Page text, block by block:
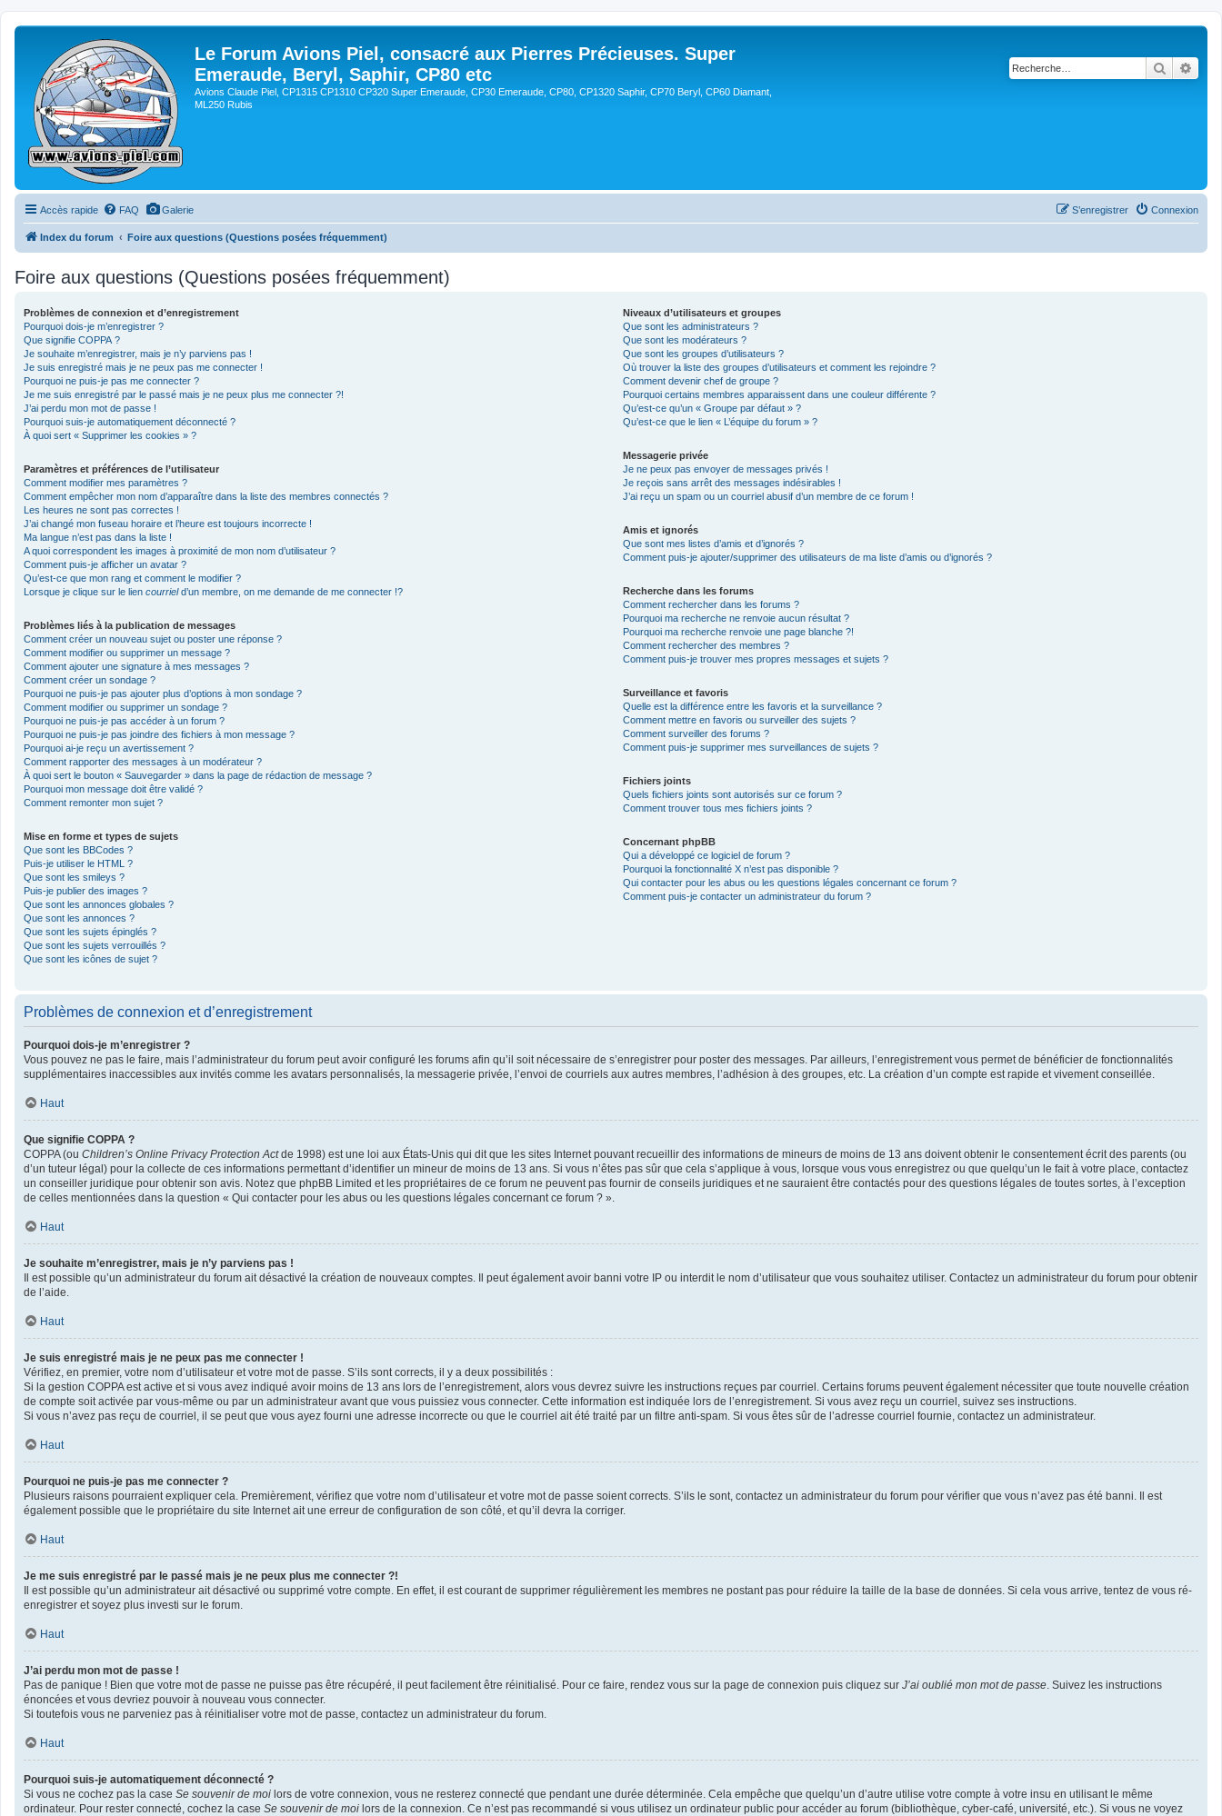
Le Forum Avions Piel, consacré aux Pierres Précieuses. Super
Emeraude, Beryl, Saphir, CP80 etc
Avions Claude Piel, CP1315 CP1310 CP320 Super Emeraude, CP30 Emeraude, CP80, CP1320 Saphir, CP70 Beryl, CP60 Diamant,
ML250 Rubis
Accès rapide FAQ Galerie Connexion
S’enregistrer
Index du forum Foire aux questions (Questions posées fréquemment)
Foire aux questions (Questions posées fréquemment)
Problèmes de connexion et d’enregistrement
Pourquoi dois-je m’enregistrer ?
Que signifie COPPA ?
Je souhaite m’enregistrer, mais je n’y parviens pas !
Je suis enregistré mais je ne peux pas me connecter !
Pourquoi ne puis-je pas me connecter ?
Je me suis enregistré par le passé mais je ne peux plus me connecter ?!
J’ai perdu mon mot de passe !
Pourquoi suis-je automatiquement déconnecté ?
À quoi sert « Supprimer les cookies » ?
Paramètres et préférences de l’utilisateur
Comment modifier mes paramètres ?
Comment empêcher mon nom d’apparaître dans la liste des membres connectés ?
Les heures ne sont pas correctes !
J’ai changé mon fuseau horaire et l’heure est toujours incorrecte !
Ma langue n’est pas dans la liste !
A quoi correspondent les images à proximité de mon nom d’utilisateur ?
Comment puis-je afficher un avatar ?
Qu’est-ce que mon rang et comment le modifier ?
Lorsque je clique sur le lien courrield’un membre, on me demande de me connecter !?
Problèmes liés à la publication de messages
Comment créer un nouveau sujet ou poster une réponse ?
Comment modifier ou supprimer un message ?
Comment ajouter une signature à mes messages ?
Comment créer un sondage ?
Pourquoi ne puis-je pas ajouter plus d’options à mon sondage ?
Comment modifier ou supprimer un sondage ?
Pourquoi ne puis-je pas accéder à un forum ?
Pourquoi ne puis-je pas joindre des fichiers à mon message ?
Pourquoi ai-je reçu un avertissement ?
Comment rapporter des messages à un modérateur ?
À quoi sert le bouton « Sauvegarder » dans la page de rédaction de message ?
Pourquoi mon message doit être validé ?
Comment remonter mon sujet ?
Mise en forme et types de sujets
Que sont les BBCodes ?
Puis-je utiliser le HTML ?
Que sont les smileys ?
Puis-je publier des images ?
Que sont les annonces globales ?
Que sont les annonces ?
Que sont les sujets épinglés ?
Que sont les sujets verrouillés ?
Que sont les icônes de sujet ?
Niveaux d’utilisateurs et groupes
Que sont les administrateurs ?
Que sont les modérateurs ?
Que sont les groupes d’utilisateurs ?
Où trouver la liste des groupes d’utilisateurs et comment les rejoindre ?
Comment devenir chef de groupe ?
Pourquoi certains membres apparaissent dans une couleur différente ?
Qu’est-ce qu’un « Groupe par défaut » ?
Qu’est-ce que le lien « L’équipe du forum » ?
Messagerie privée
Je ne peux pas envoyer de messages privés !
Je reçois sans arrêt des messages indésirables !
J’ai reçu un spam ou un courriel abusif d’un membre de ce forum !
Amis et ignorés
Que sont mes listes d’amis et d’ignorés ?
Comment puis-je ajouter/supprimer des utilisateurs de ma liste d’amis ou d’ignorés ?
Recherche dans les forums
Comment rechercher dans les forums ?
Pourquoi ma recherche ne renvoie aucun résultat ?
Pourquoi ma recherche renvoie une page blanche ?!
Comment rechercher des membres ?
Comment puis-je trouver mes propres messages et sujets ?
Surveillance et favoris
Quelle est la différence entre les favoris et la surveillance ?
Comment mettre en favoris ou surveiller des sujets ?
Comment surveiller des forums ?
Comment puis-je supprimer mes surveillances de sujets ?
Fichiers joints
Quels fichiers joints sont autorisés sur ce forum ?
Comment trouver tous mes fichiers joints ?
Concernant phpBB
Qui a développé ce logiciel de forum ?
Pourquoi la fonctionnalité X n’est pas disponible ?
Qui contacter pour les abus ou les questions légales concernant ce forum ?
Comment puis-je contacter un administrateur du forum ?
Problèmes de connexion et d’enregistrement
Pourquoi dois-je m’enregistrer ?
Vous pouvez ne pas le faire, mais l’administrateur du forum peut avoir configuré les forums afin qu’il soit nécessaire de s’enregistrer pour poster des messages. Par ailleurs, l’enregistrement vous permet de bénéficier de fonctionnalités
supplémentaires inaccessibles aux invités comme les avatars personnalisés, la messagerie privée, l’envoi de courriels aux autres membres, l’adhésion à des groupes, etc. La création d’un compte est rapide et vivement conseillée.
Haut
Que signifie COPPA ?
COPPA (ou Children’s Online Privacy Protection Actde 1998) est une loi aux États-Unis qui dit que les sites Internet pouvant recueillir des informations de mineurs de moins de 13 ans doivent obtenir le consentement écrit des parents (ou
d’un tuteur légal) pour la collecte de ces informations permettant d’identifier un mineur de moins de 13 ans. Si vous n’êtes pas sûr que cela s’applique à vous, lorsque vous vous enregistrez ou que quelqu’un le fait à votre place, contactez
un conseiller juridique pour obtenir son avis. Notez que phpBB Limited et les propriétaires de ce forum ne peuvent pas fournir de conseils juridiques et ne sauraient être contactés pour des questions légales de toutes sortes, à l’exception
de celles mentionnées dans la question « Qui contacter pour les abus ou les questions légales concernant ce forum ? ».
Haut
Je souhaite m’enregistrer, mais je n’y parviens pas !
Il est possible qu’un administrateur du forum ait désactivé la création de nouveaux comptes. Il peut également avoir banni votre IP ou interdit le nom d’utilisateur que vous souhaitez utiliser. Contactez un administrateur du forum pour obtenir
de l’aide.
Haut
Je suis enregistré mais je ne peux pas me connecter !
Vérifiez, en premier, votre nom d’utilisateur et votre mot de passe. S’ils sont corrects, il y a deux possibilités :
Si la gestion COPPA est active et si vous avez indiqué avoir moins de 13 ans lors de l’enregistrement, alors vous devrez suivre les instructions reçues par courriel. Certains forums peuvent également nécessiter que toute nouvelle création
de compte soit activée par vous-même ou par un administrateur avant que vous puissiez vous connecter. Cette information est indiquée lors de l’enregistrement. Si vous avez reçu un courriel, suivez ses instructions.
Si vous n’avez pas reçu de courriel, il se peut que vous ayez fourni une adresse incorrecte ou que le courriel ait été traité par un filtre anti-spam. Si vous êtes sûr de l’adresse courriel fournie, contactez un administrateur.
Haut
Pourquoi ne puis-je pas me connecter ?
Plusieurs raisons pourraient expliquer cela. Premièrement, vérifiez que votre nom d’utilisateur et votre mot de passe soient corrects. S’ils le sont, contactez un administrateur du forum pour vérifier que vous n’avez pas été banni. Il est
également possible que le propriétaire du site Internet ait une erreur de configuration de son côté, et qu’il devra la corriger.
Haut
Je me suis enregistré par le passé mais je ne peux plus me connecter ?!
Il est possible qu’un administrateur ait désactivé ou supprimé votre compte. En effet, il est courant de supprimer régulièrement les membres ne postant pas pour réduire la taille de la base de données. Si cela vous arrive, tentez de vous ré-
enregistrer et soyez plus investi sur le forum.
Haut
J’ai perdu mon mot de passe !
Pas de panique ! Bien que votre mot de passe ne puisse pas être récupéré, il peut facilement être réinitialisé. Pour ce faire, rendez vous sur la page de connexion puis cliquez sur J’ai oublié mon mot de passe. Suivez les instructions
énoncées et vous devriez pouvoir à nouveau vous connecter.
Si toutefois vous ne parveniez pas à réinitialiser votre mot de passe, contactez un administrateur du forum.
Haut
Pourquoi suis-je automatiquement déconnecté ?
Si vous ne cochez pas la case Se souvenir de moi lors de votre connexion, vous ne resterez connecté que pendant une durée déterminée. Cela empêche que quelqu’un d’autre utilise votre compte à votre insu en utilisant le même
ordinateur. Pour rester connecté, cochez la case Se souvenir de moi lors de la connexion. Ce n’est pas recommandé si vous utilisez un ordinateur public pour accéder au forum (bibliothèque, cyber-café, université, etc.). Si vous ne voyez